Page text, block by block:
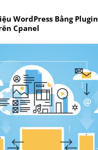
WordPress Bằng Plugin
Cpanel